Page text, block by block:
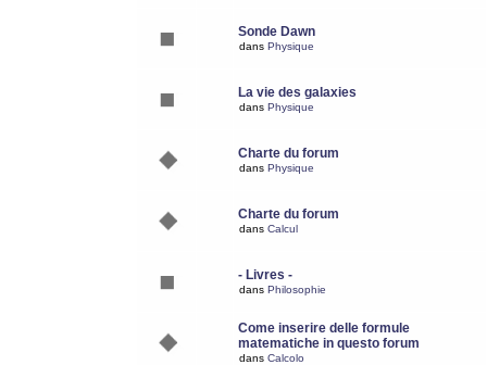
Sonde Dawn
dans Physique
La vie des galaxies
dans Physique
Charte du forum
dans Physique
Charte du forum
dans Calcul
- Livres -
dans Philosophie
Come inserire delle formule
matematiche in questo forum
dans Calcolo